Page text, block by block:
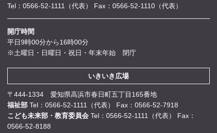
Tel：0566-52-1111（代表）
Fax：0566-52-1110（代表）
開庁時間
平日9時00分から16時00分
※土曜日・日曜日・祝日・年末年始 閉庁
いきいき広場
〒444-1334 愛知県高浜市春日町五丁目165番地
福祉部 Tel：0566-52-1111（代表）
Fax：0566-52-7918
こども未来部・教育委員会 Tel：0566-52-1111（代表）
Fax：
0566-52-8188